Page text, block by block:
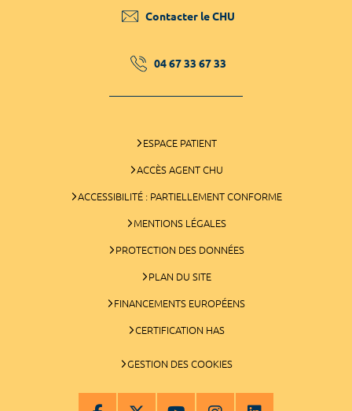
Contacter le CHU
04 67 33 67 33
ESPACE PATIENT
ACCÈS AGENT CHU
ACCESSIBILITÉ : PARTIELLEMENT CONFORME
MENTIONS LÉGALES
PROTECTION DES DONNÉES
PLAN DU SITE
FINANCEMENTS EUROPÉENS
CERTIFICATION HAS
GESTION DES COOKIES